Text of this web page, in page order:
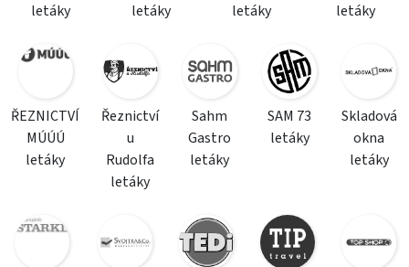
letáky
letáky
letáky
letáky
ŘEZNICTVÍ
MÚÚÚ
letáky
Řeznictví
u
Rudolfa
letáky
Sahm
Gastro
letáky
SAM 73
letáky
Skladová
okna
letáky